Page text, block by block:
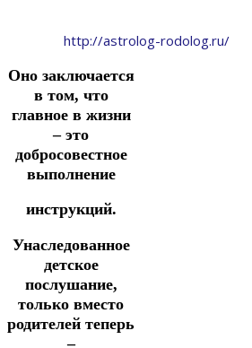
http://astrolog-rodolog.ru/
Оно заключается
в том, что
главное в жизни
– это
добросовестное
выполнение
инструкций.
Унаследованное
детское
послушание,
только вместо
родителей теперь
–